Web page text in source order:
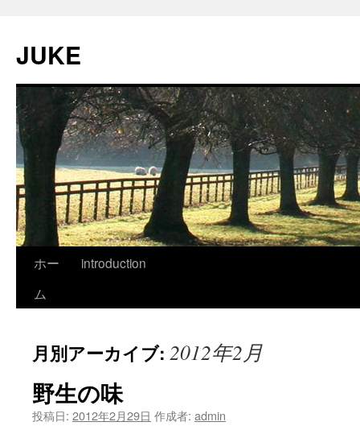
JUKE
ホー
ム
introduction
月別アーカイブ: 2012年2月
野生の味
投稿日: 2012年2月29日 作成者: admin